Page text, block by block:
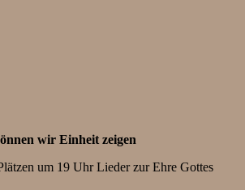
wir Einheit zeigen
um 19 Uhr Lieder zur Ehre Gottes